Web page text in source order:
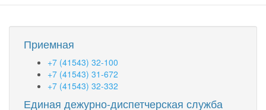
Приемная
+7 (41543) 32-100
+7 (41543) 31-672
+7 (41543) 32-332
Единая дежурно-диспетчерская служба